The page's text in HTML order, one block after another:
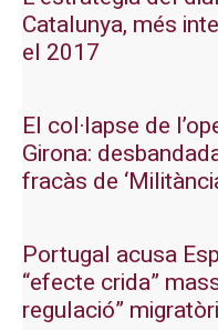
Catalunya, més
el 2017
El col·lapse de
Girona:
fracàs de
Portugal acusa
“efecte crida”
regulació”